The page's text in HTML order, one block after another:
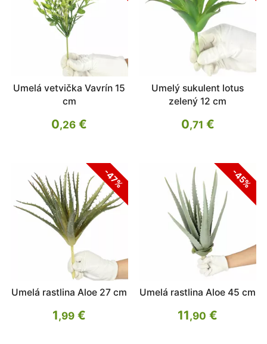
Umelá vetvička Vavrín 15
cm
0,26 €
Umelý sukulent lotus
zelený 12 cm
0,71 €
-47%
Umelá rastlina Aloe 27 cm
1,99 €
-45%
Umelá rastlina Aloe 45 cm
11,90 €